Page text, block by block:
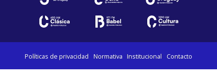
Políticas de privacidad Normativa Institucional Contacto